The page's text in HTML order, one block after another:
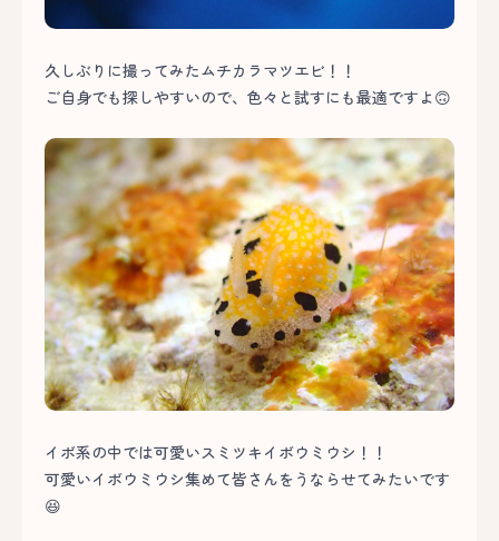
久しぶりに撮ってみたムチカラマツエビ！！
ご自身でも探しやすいので、色々と試すにも最適ですよ🙃
イボ系の中では可愛いスミツキイボウミウシ！！
可愛いイボウミウシ集めて皆さんをうならせてみたいです
😆